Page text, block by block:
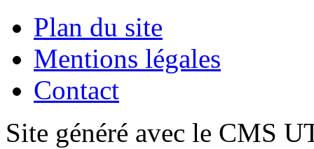
Plan du site
Mentions légales
Contact
Site généré avec le CMS